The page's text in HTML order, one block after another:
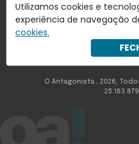
Utilizamos cookies e
experiência de navegação
cookies.
Com inteligência e tecnologia:
Object1ve - Marketing Solution
O Antagonista , 2026,